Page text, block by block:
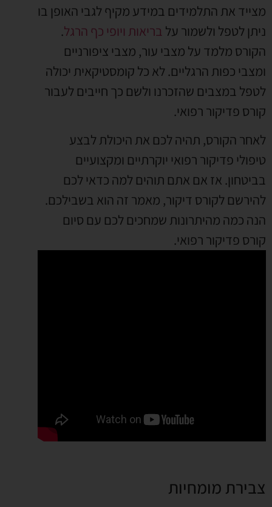
מצייד את התלמידים במידע מקיף לגבי האופן בו
ניתן לטפל ולשמור על בריאות ויופי כף הרגל.
הקורס מלמד על מצבי עור, מצבי ציפורניים
ומצבי כפות הרגליים. לא כל קומסטיקאית יכולה
לטפל במצבים שהזכרנו ולשם כך חייבים לעבור
קורס פדיקור רפואי.
לאחר הקורס, תהיה לכם את היכולת לבצע
טיפולי פדיקור רפואי יוקרתיים ומקצועיים
בביטחון. אז אם אתם תוהים למה כדאי לכם
להירשם לקורס דיקור, מאמר זה הוא בשבילכם.
הנה כמה מהיתרונות שמחכים לכם עם סיום
קורס פדיקור רפואי.
צבירת מומחיות